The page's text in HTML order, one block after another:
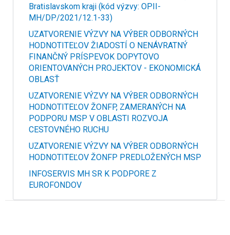
Bratislavskom kraji (kód výzvy: OPII-
MH/DP/2021/12.1-33)
UZATVORENIE VÝZVY NA VÝBER ODBORNÝCH
HODNOTITEĽOV ŽIADOSTÍ O NENÁVRATNÝ
FINANČNÝ PRÍSPEVOK DOPYTOVO
ORIENTOVANÝCH PROJEKTOV - EKONOMICKÁ
OBLASŤ
UZATVORENIE VÝZVY NA VÝBER ODBORNÝCH
HODNOTITEĽOV ŽONFP, ZAMERANÝCH NA
PODPORU MSP V OBLASTI ROZVOJA
CESTOVNÉHO RUCHU
UZATVORENIE VÝZVY NA VÝBER ODBORNÝCH
HODNOTITEĽOV ŽONFP PREDLOŽENÝCH MSP
INFOSERVIS MH SR K PODPORE Z
EUROFONDOV